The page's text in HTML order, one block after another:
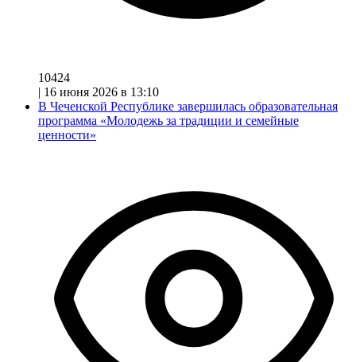
10424
| 16 июня 2026 в 13:10
В Чеченской Республике завершилась образовательная
программа «Молодежь за традиции и семейные
ценности»